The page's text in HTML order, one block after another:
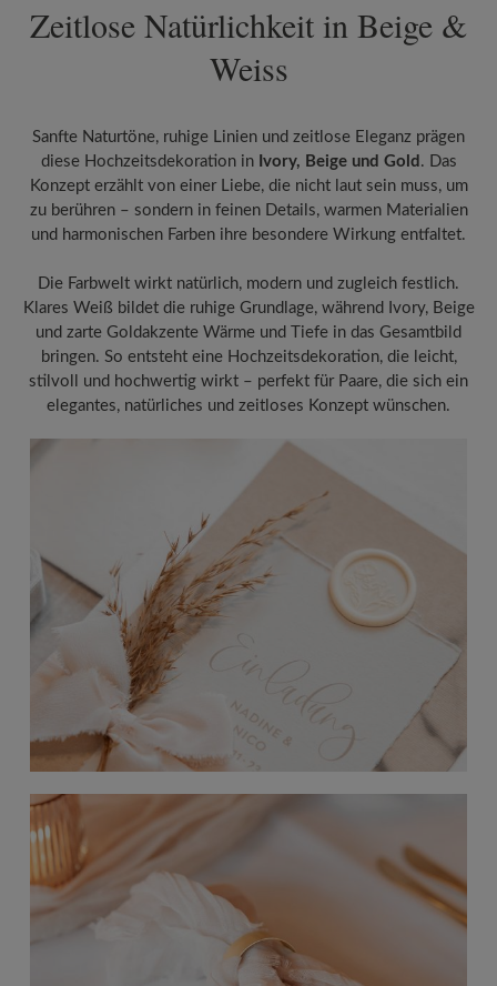
Zeitlose Natürlichkeit in Beige &
Weiss
Sanfte Naturtöne, ruhige Linien und zeitlose Eleganz prägen
diese Hochzeitsdekoration in Ivory, Beige und Gold . Das
Konzept erzählt von einer Liebe, die nicht laut sein muss, um
zu berühren – sondern in feinen Details, warmen Materialien
und harmonischen Farben ihre besondere Wirkung entfaltet.
Die Farbwelt wirkt natürlich, modern und zugleich festlich.
Klares Weiß bildet die ruhige Grundlage, während Ivory, Beige
und zarte Goldakzente Wärme und Tiefe in das Gesamtbild
bringen. So entsteht eine Hochzeitsdekoration, die leicht,
stilvoll und hochwertig wirkt – perfekt für Paare, die sich ein
elegantes, natürliches und zeitloses Konzept wünschen.